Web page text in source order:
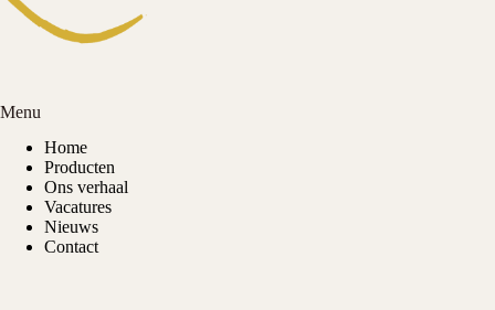
Menu
Home
Producten
Ons verhaal
Vacatures
Nieuws
Contact